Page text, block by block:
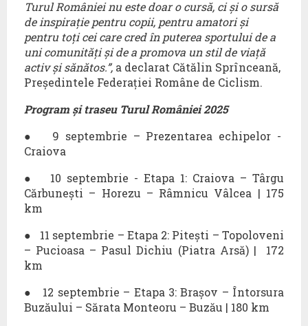
Turul României nu este doar o cursă, ci și o sursă
de inspirație pentru copii, pentru amatori și
pentru toți cei care cred în puterea sportului de a
uni comunități și de a promova un stil de viață
activ și sănătos.”,a declarat Cătălin Sprînceană,
Președintele Federației Române de Ciclism.
Program și traseu Turul României 2025
●
9 septembrie – Prezentarea echipelor -
Craiova
●
10 septembrie - Etapa 1: Craiova – Târgu
Cărbunești – Horezu – Râmnicu Vâlcea | 175
km
●
11 septembrie – Etapa 2: Pitești – Topoloveni
– Pucioasa – Pasul Dichiu (Piatra Arsă) |
172
km
●
12 septembrie – Etapa 3: Brașov – Întorsura
Buzăului – Sărata Monteoru – Buzău | 180 km